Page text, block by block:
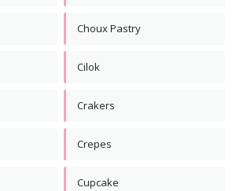
Choux Pastry
Cilok
Crakers
Crepes
Cupcake